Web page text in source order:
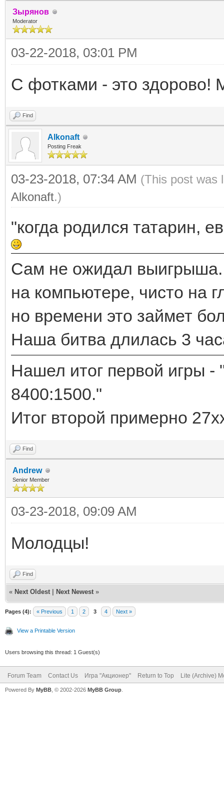
Зырянов
Moderator
03-22-2018, 03:01 PM
С фотками - это
Find
Alkonaft
Posting Freak
03-23-2018, 07:34 AM (This post was
Alkonaft.)
"когда родился татарин,
Сам не ожидал выигрыша.
на компьютере, чисто на
но времени это займет
Наша битва длилась 3
Нашел итог первой игры -
8400:1500."
Итог второй примерно
Find
Andrew
Senior Member
03-23-2018, 09:09 AM
Молодцы!
Find
« Next Oldest Next Newest »
Pages (4): « Previous 1 2 3 4 Next »
View a Printable Version
Users browsing this thread: 1 Guest(s)
Forum Team Contact Us Игра "Акционер" Return to Top Lite (Archive)
Powered By MyBB , © 2002-2026 MyBB Group